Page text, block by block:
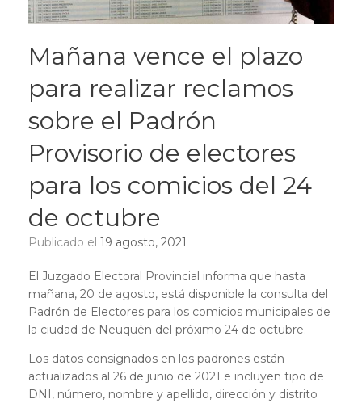
Mañana vence el plazo
para realizar reclamos
sobre el Padrón
Provisorio de electores
para los comicios del 24
de octubre
Publicado el 19 agosto, 2021
El Juzgado Electoral Provincial informa que hasta
mañana, 20 de agosto, está disponible la consulta del
Padrón de Electores para los comicios municipales de
la ciudad de Neuquén del próximo 24 de octubre.
Los datos consignados en los padrones están
actualizados al 26 de junio de 2021 e incluyen tipo de
DNI, número, nombre y apellido, dirección y distrito